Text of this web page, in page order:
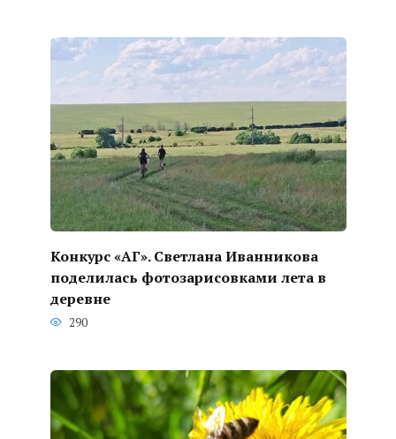
Конкурс «АГ». Светлана Иванникова
поделилась фотозарисовками лета в
деревне
290